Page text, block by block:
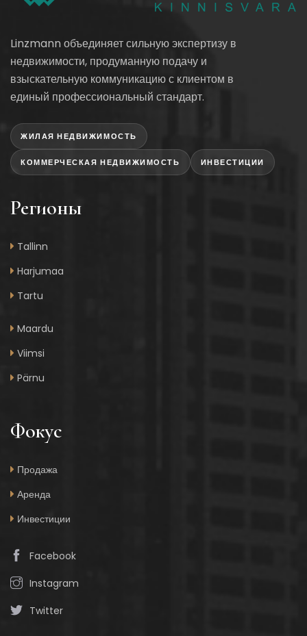
Linzmann объединяет сильную экспертизу в
недвижимости, продуманную подачу и
взыскательную коммуникацию с клиентом в
единый профессиональный стандарт.
ЖИЛАЯ НЕДВИЖИМОСТЬ
КОММЕРЧЕСКАЯ НЕДВИЖИМОСТЬ ИНВЕСТИЦИИ
Регионы
Tallinn
Harjumaa
Tartu
Maardu
Viimsi
Pärnu
Фокус
Продажа
Аренда
Инвестиции
Facebook
Instagram
Twitter